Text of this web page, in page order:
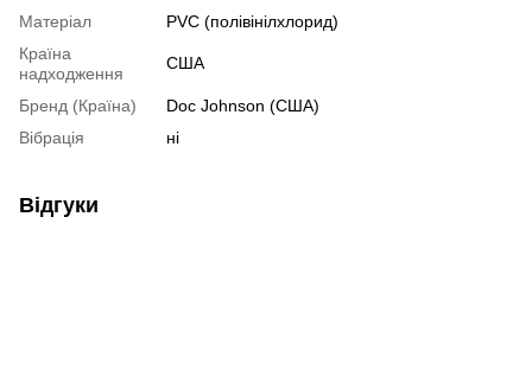
Матеріал
PVC (полівінілхлорид)
Країна
надходження
США
Бренд (Країна)
Doc Johnson (США)
Вібрація
ні
Відгуки